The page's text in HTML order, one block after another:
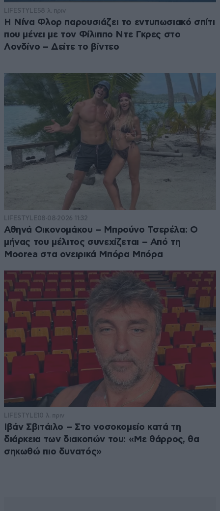
LIFESTYLE58 λ. πριν
Η Νίνα Φλορ παρουσιάζει το εντυπωσιακό σπίτι
που μένει με τον Φίλιππο Ντε Γκρες στο
Λονδίνο – Δείτε το βίντεο
LIFESTYLE08·08·2026 11:32
Αθηνά Οικονομάκου – Μπρούνο Τσερέλα: Ο
μήνας του μέλιτος συνεχίζεται – Από τη
Moorea στα ονειρικά Μπόρα Μπόρα
LIFESTYLE10 λ. πριν
Ιβάν Σβιτάιλο – Στο νοσοκομείο κατά τη
διάρκεια των διακοπών του: «Με θάρρος, θα
σηκωθώ πιο δυνατός»